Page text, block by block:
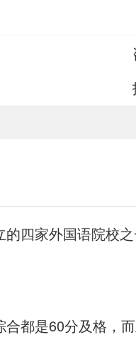
四家外国语院校
都是60分及格，